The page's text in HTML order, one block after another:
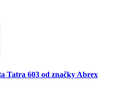
Tatra 603 od značky Abrex